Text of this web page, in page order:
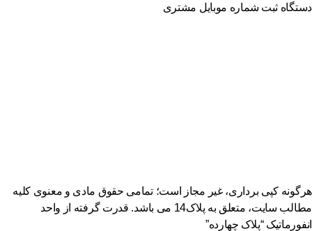
ثبت شماره موبایل مشتری
کپی برداری، غیر مجاز است؛ تمامی حقوق مادی و معنوی کلیه
مطالب سایت، متعلق به پلاک14 می باشد. قدرت گرفته از واحد
“پلاک چهارده”